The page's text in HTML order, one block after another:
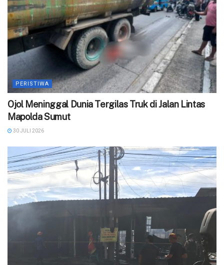
PERISTIWA
Ojol Meninggal Dunia Tergilas Truk di Jalan Lintas
Mapolda Sumut
30 JULI 2026